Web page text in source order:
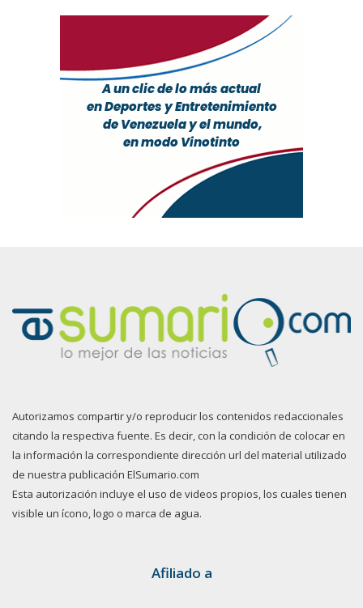
Autorizamos compartir y/o reproducir los contenidos redaccionales
citando la respectiva fuente. Es decir, con la condición de colocar en
la información la correspondiente dirección url del material utilizado
de nuestra publicación ElSumario.com
Esta autorización incluye el uso de videos propios, los cuales tienen
visible un ícono, logo o marca de agua.
Afiliado a